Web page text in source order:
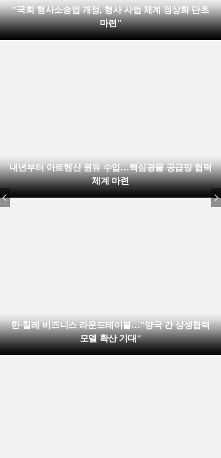
"국회 형사소송법 개정, 형사 사법 체계 정상화 단초
마련"
내년부터 아르헨산 원유 수입…핵심광물 공급망 협력
체계 마련
한·칠레 비즈니스 라운드테이블…"양국 간 상생협력
모델 확산 기대"